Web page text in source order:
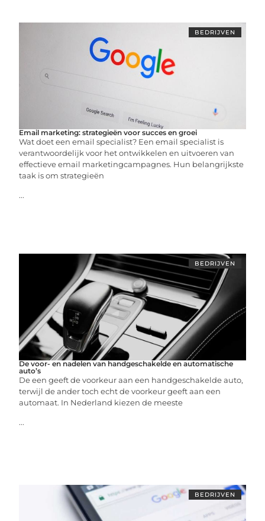
BEDRIJVEN
Email marketing: strategieën voor succes en groei
Wat doet een email specialist? Een email specialist is
verantwoordelijk voor het ontwikkelen en uitvoeren van
effectieve email marketingcampagnes. Hun belangrijkste
taak is om strategieën
...
BEDRIJVEN
De voor- en nadelen van handgeschakelde en automatische
auto’s
De een geeft de voorkeur aan een handgeschakelde auto,
terwijl de ander toch echt de voorkeur geeft aan een
automaat. In Nederland kiezen de meeste
...
BEDRIJVEN